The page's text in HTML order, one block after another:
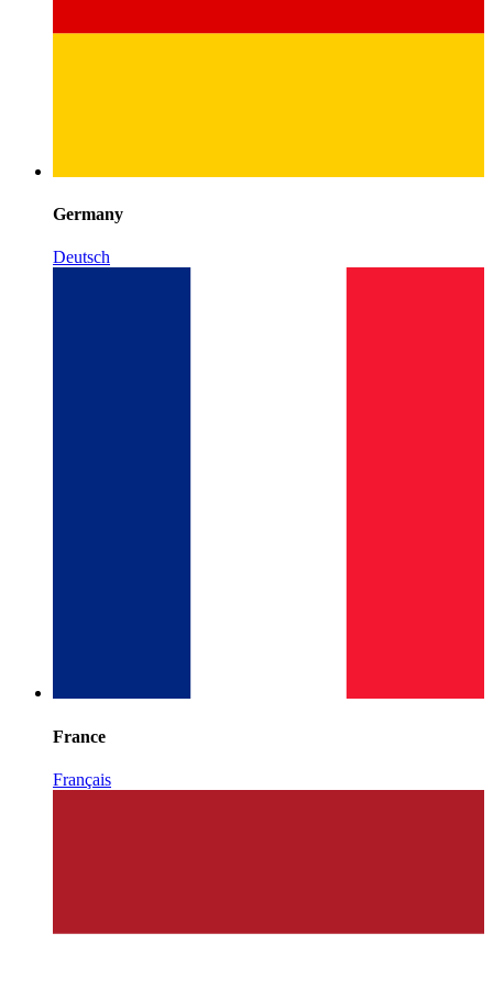
Germany
Deutsch
France
Français